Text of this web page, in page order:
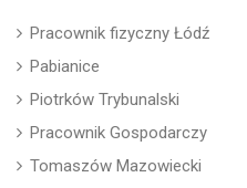
Pracownik fizyczny Łódź
Pabianice
Piotrków Trybunalski
Pracownik Gospodarczy
Tomaszów Mazowiecki